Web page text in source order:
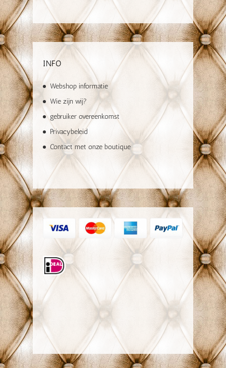
INFO
Webshop informatie
Wie zijn wij?
gebruiker overeenkomst
Privacybeleid
Contact met onze boutique